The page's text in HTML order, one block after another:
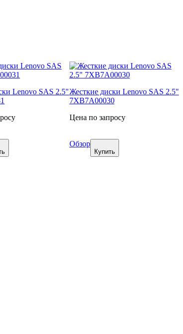
Lenovo SAS 2.5"Жесткие диски Lenovo SAS 2.5"
7XB7A00030
Цена по запросу
Обзор
Купить